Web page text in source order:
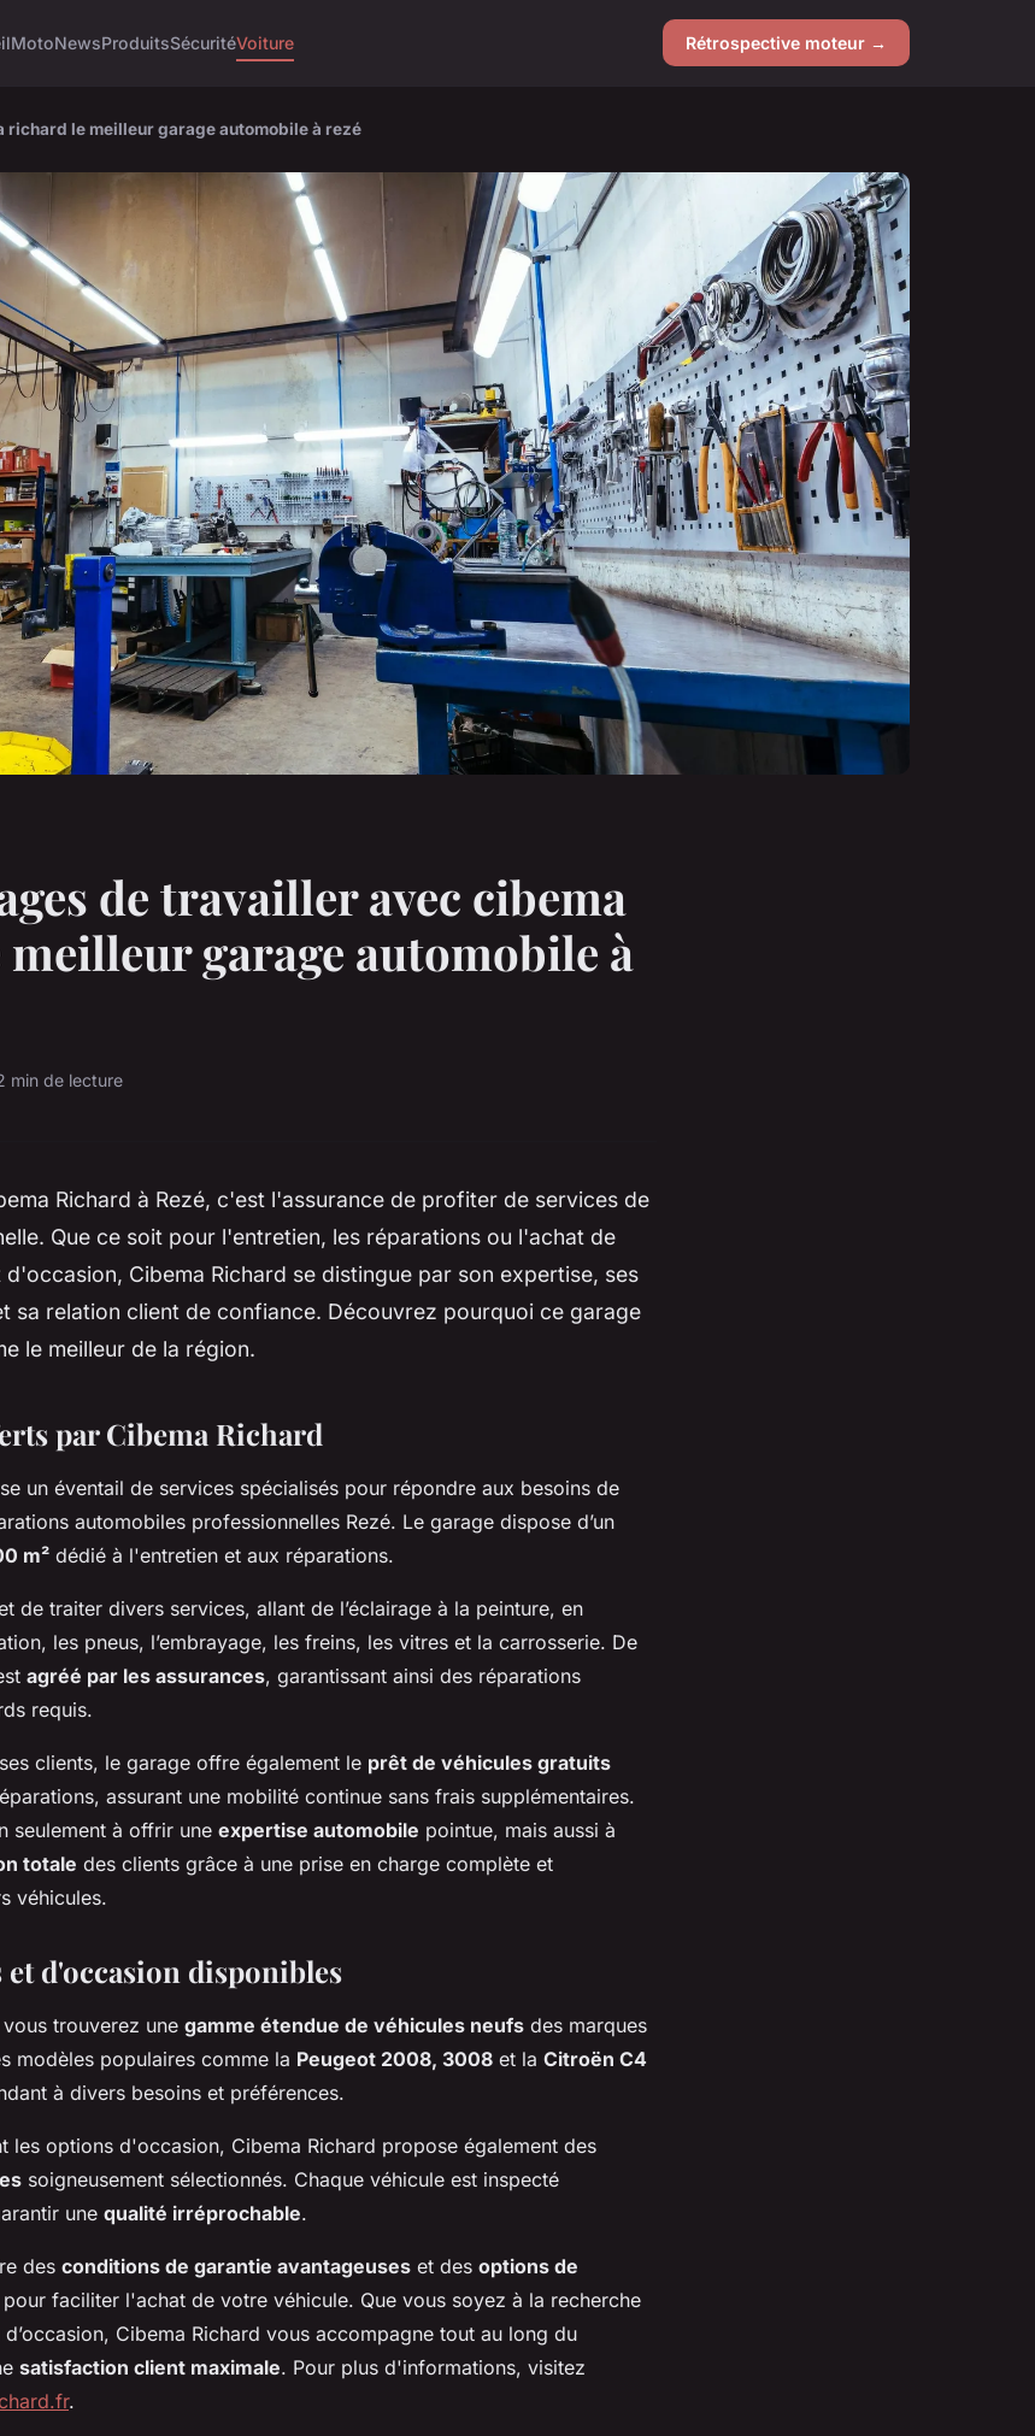
MotoNewsProduitsSécuritéVoiture Rétrospective moteur →
le meilleur garage automobile à rezé
de travailler avec cibema
garage automobile à
min de lecture
Richard à Rezé, c'est l'assurance de profiter de services de
Que ce soit pour l'entretien, les réparations ou l'achat de
Cibema Richard se distingue par son expertise, ses
sa relation client de confiance. Découvrez pourquoi ce garage
le meilleur de la région.
par Cibema Richard
un éventail de services spécialisés pour répondre aux besoins de
automobiles professionnelles Rezé. Le garage dispose d’un
m² dédié à l'entretien et aux réparations.
de traiter divers services, allant de l’éclairage à la peinture, en
les pneus, l’embrayage, les freins, les vitres et la carrosserie. De
agréé par les assurances, garantissant ainsi des réparations
requis.
clients, le garage offre également le prêt de véhicules gratuits
assurant une mobilité continue sans frais supplémentaires.
seulement à offrir une expertise automobile pointue, mais aussi à
totale des clients grâce à une prise en charge complète et
véhicules.
et d'occasion disponibles
trouverez une gamme étendue de véhicules neufs des marques
modèles populaires comme la Peugeot 2008, 3008 et la Citroën C4
à divers besoins et préférences.
les options d'occasion, Cibema Richard propose également des
soigneusement sélectionnés. Chaque véhicule est inspecté
une qualité irréprochable.
des conditions de garantie avantageuses et des options de
pour faciliter l'achat de votre véhicule. Que vous soyez à la recherche
d’occasion, Cibema Richard vous accompagne tout au long du
satisfaction client maximale. Pour plus d'informations, visitez
.